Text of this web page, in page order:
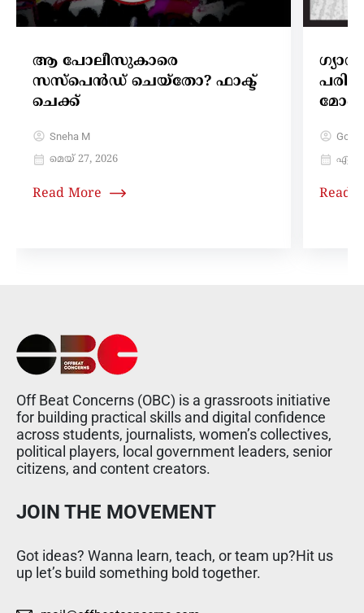
ആ പോലീസുകാരെ
സസ്പെൻഡ്‌ ചെയ്തോ? ഫാക്ട്
ചെക്ക്
Sneha M
മെയ്‌ 27, 2026
Read More Read
Off Beat Concerns (OBC) is a grassroots initiative
for building practical skills and digital confidence
across students, journalists, women’s collectives,
political players, local government leaders, senior
citizens, and content creators.
JOIN THE MOVEMENT
Got ideas? Wanna learn, teach, or team up?Hit us
up let’s build something bold together.